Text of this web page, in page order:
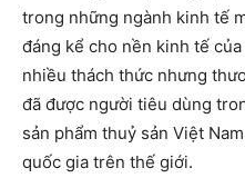
trong những ngành kinh tế
đáng kể cho nền kinh tế
nhiều thách thức nhưng
đã được người tiêu dùng
sản phẩm thuỷ sản Việt
quốc gia trên thế giới.